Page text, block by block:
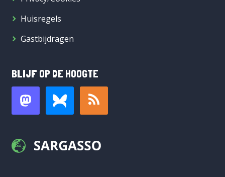
Huisregels
Gastbijdragen
BLIJF OP DE HOOGTE